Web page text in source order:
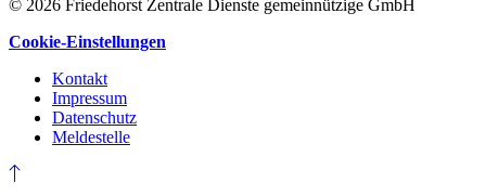
© 2026 Friedehorst Zentrale Dienste gemeinnützige GmbH
Cookie-Einstellungen
Kontakt
Impressum
Datenschutz
Meldestelle